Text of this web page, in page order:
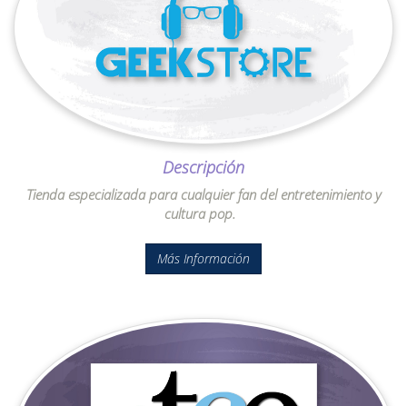
Descripción
Tienda especializada para cualquier fan del entretenimiento y
cultura pop.
Más Información